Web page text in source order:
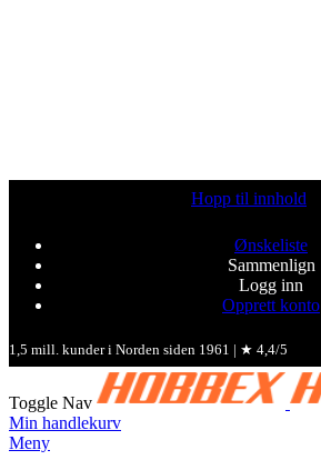
Hopp til innhold
Ønskeliste
Sammenlign
Logg inn
Opprett konto
1,5 mill. kunder i Norden siden 1961 | ★ 4,4/5
Toggle Nav
Min handlekurv
Meny